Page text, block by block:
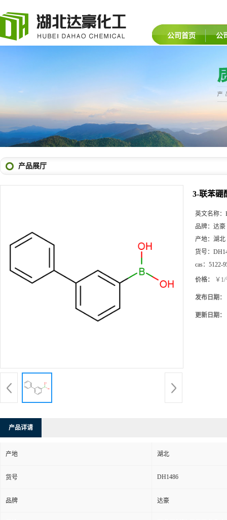
公司首页 公
产品展厅
3-联苯硼
英文名称：
品牌： 达豪
产地： 湖北
货号：
cas： 5122-
价格： ￥
发布日期：
更新日期：
产品详请
产地 湖北
货号 DH1486
品牌 达豪